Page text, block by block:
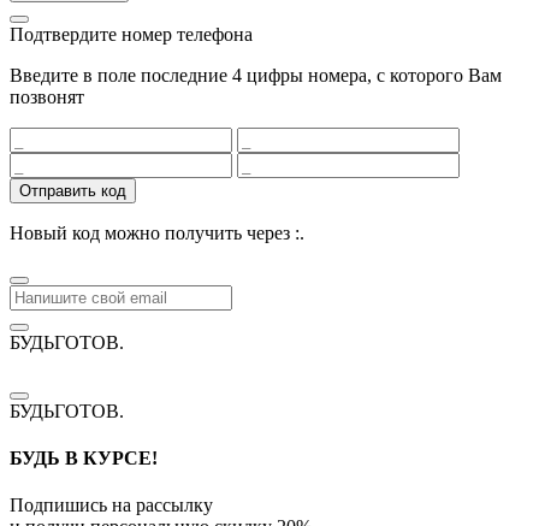
Подтвердите номер телефона
Введите в поле последние 4 цифры номера, с которого Вам
позвонят
Отправить код
Новый код можно получить через :.
БУДЬГОТОВ.
БУДЬГОТОВ.
БУДЬ В КУРСЕ!
Подпишись на рассылку